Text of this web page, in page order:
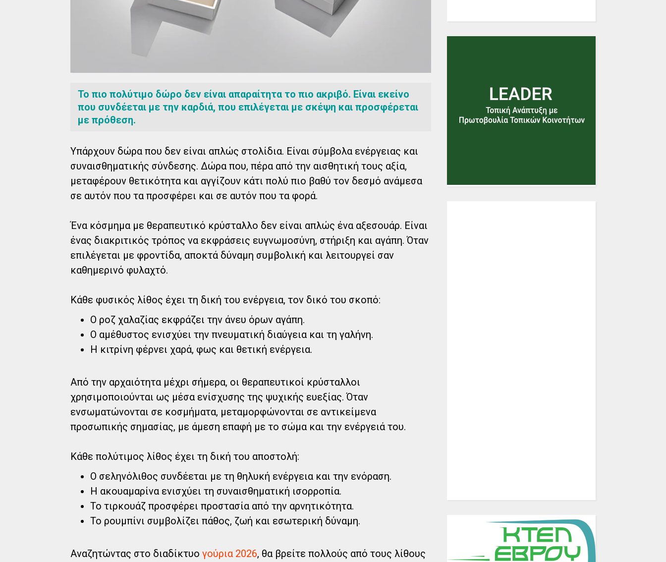
Το πιο πολύτιμο δώρο δεν είναι απαραίτητα το πιο ακριβό. Είναι εκείνο
που συνδέεται με την καρδιά, που επιλέγεται με σκέψη και προσφέρεται
με πρόθεση.
Υπάρχουν δώρα που δεν είναι απλώς στολίδια. Είναι σύμβολα ενέργειας και
συναισθηματικής σύνδεσης. Δώρα που, πέρα από την αισθητική τους αξία,
μεταφέρουν θετικότητα και αγγίζουν κάτι πολύ πιο βαθύ τον δεσμό ανάμεσα
σε αυτόν που τα προσφέρει και σε αυτόν που τα φορά.
Ένα κόσμημα με θεραπευτικό κρύσταλλο δεν είναι απλώς ένα αξεσουάρ. Είναι
ένας διακριτικός τρόπος να εκφράσεις ευγνωμοσύνη, στήριξη και αγάπη. Όταν
επιλέγεται με φροντίδα, αποκτά δύναμη συμβολική και λειτουργεί σαν
καθημερινό φυλαχτό.
Κάθε φυσικός λίθος έχει τη δική του ενέργεια, τον δικό του σκοπό:
Ο ροζ χαλαζίας εκφράζει την άνευ όρων αγάπη.
Ο αμέθυστος ενισχύει την πνευματική διαύγεια και τη γαλήνη.
Η κιτρίνη φέρνει χαρά, φως και θετική ενέργεια.
Από την αρχαιότητα μέχρι σήμερα, οι θεραπευτικοί κρύσταλλοι
χρησιμοποιούνται ως μέσα ενίσχυσης της ψυχικής ευεξίας. Όταν
ενσωματώνονται σε κοσμήματα, μεταμορφώνονται σε αντικείμενα
προσωπικής σημασίας, με άμεση επαφή με το σώμα και την ενέργειά του.
Κάθε πολύτιμος λίθος έχει τη δική του αποστολή:
Ο σεληνόλιθος συνδέεται με τη θηλυκή ενέργεια και την ενόραση.
Η ακουαμαρίνα ενισχύει τη συναισθηματική ισορροπία.
Το τιρκουάζ προσφέρει προστασία από την αρνητικότητα.
Το ρουμπίνι συμβολίζει πάθος, ζωή και εσωτερική δύναμη.
Αναζητώντας στο διαδίκτυο γούρια 2026, θα βρείτε πολλούς από τους λίθους